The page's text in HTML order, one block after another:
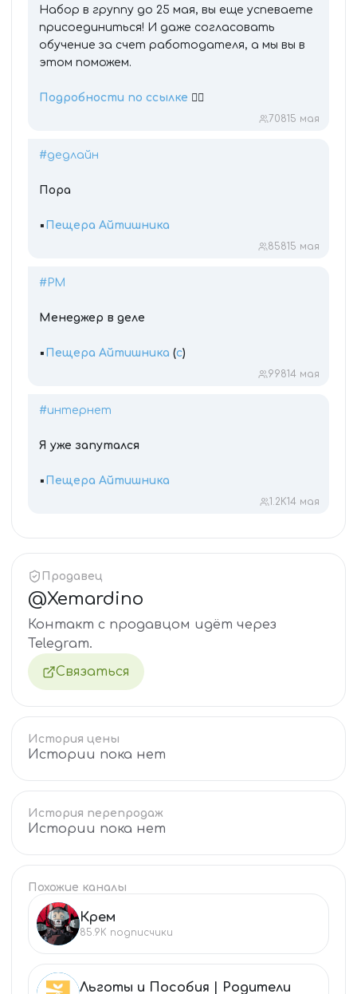
Набор в группу до 25 мая, вы еще успеваете
присоединиться! И даже согласовать
обучение за счет работодателя, а мы вы в
этом поможем.
Подробности по ссылке 👈🏻
70815 мая
#дедлайн
Пора
▪️ Пещера Айтишника
85815 мая
#PM
Менеджер в деле
▪️ Пещера Айтишника (c)
99814 мая
#интернет
Я уже запутался
▪️ Пещера Айтишника
1.2K14 мая
Продавец
@Xemardino
Контакт с продавцом идёт через
Telegram.
Связаться
История цены
Истории пока нет
История перепродаж
Истории пока нет
Похожие каналы
КР Крем
85.9K подписчики
Льготы и Пособия | Родители